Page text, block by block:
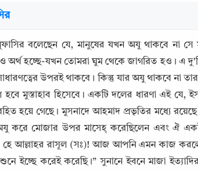
বলেছেন যে, মানুষের যখন অযু থাকবে না
অর্থ হচ্ছে-যখন তোমরা ঘুম থেকে জাগরিত হও। এ
উপরই থাকবে। কিন্তু যার অযু থাকবে না
হবে মুস্তাহাব হিসেবে। একটি দলের ধারণা এই যে,
হয়ে গেছে। মুসনাদে আহমাদ প্রভৃতির মধ্যে
করে মোজার উপর মাসেহ্ করেছিলেন এবং ঐ
হে আল্লাহর রাসূল (সঃ)! আজ আপনি এমন কাজ
ইচ্ছে করেই করেছি।” সুনানে ইবনে মাজা
Copy